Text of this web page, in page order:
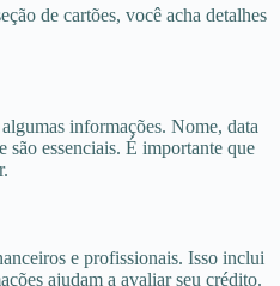
de cartões, você acha detalhes
informações. Nome, data
são essenciais. É importante que
e profissionais. Isso inclui
ajudam a avaliar seu crédito.